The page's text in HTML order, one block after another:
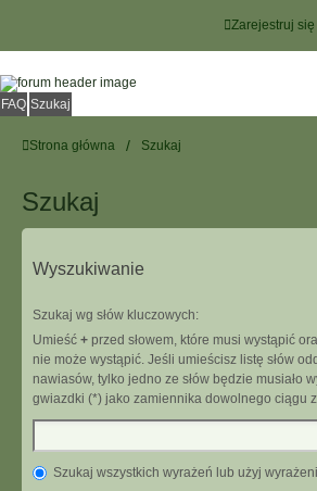
Zarejestruj się
FAQ Szukaj
Strona główna Szukaj
Szukaj
Wyszukiwanie
Szukaj wg słów kluczowych:
Umieść + przed słowem, które musi wystąpić
nie może wystąpić. Jeśli umieścisz listę słów
nawiasów, tylko jedno ze słów będzie musiało
gwiazdki (*) jako zamiennika dowolnego ciągu
Szukaj wszystkich wyrażeń lub użyj